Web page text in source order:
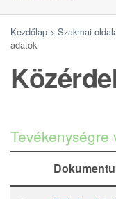
Kezdőlap > Szakmai
adatok